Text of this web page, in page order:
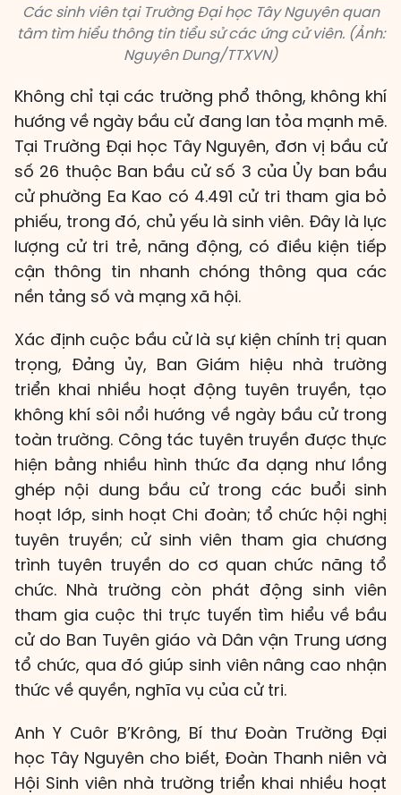
Các sinh viên tại Trường Đại học Tây Nguyên quan
tâm tìm hiểu thông tin tiểu sử các ứng cử viên. (Ảnh:
Nguyên Dung/TTXVN)
Không chỉ tại các trường phổ thông, không khí
hướng về ngày bầu cử đang lan tỏa mạnh mẽ.
Tại Trường Đại học Tây Nguyên, đơn vị bầu cử
số 26 thuộc Ban bầu cử số 3 của Ủy ban bầu
cử phường Ea Kao có 4.491 cử tri tham gia bỏ
phiếu, trong đó, chủ yếu là sinh viên. Đây là lực
lượng cử tri trẻ, năng động, có điều kiện tiếp
cận thông tin nhanh chóng thông qua các
nền tảng số và mạng xã hội.
Xác định cuộc bầu cử là sự kiện chính trị quan
trọng, Đảng ủy, Ban Giám hiệu nhà trường
triển khai nhiều hoạt động tuyên truyền, tạo
không khí sôi nổi hướng về ngày bầu cử trong
toàn trường. Công tác tuyên truyền được thực
hiện bằng nhiều hình thức đa dạng như lồng
ghép nội dung bầu cử trong các buổi sinh
hoạt lớp, sinh hoạt Chi đoàn; tổ chức hội nghị
tuyên truyền; cử sinh viên tham gia chương
trình tuyên truyền do cơ quan chức năng tổ
chức. Nhà trường còn phát động sinh viên
tham gia cuộc thi trực tuyến tìm hiểu về bầu
cử do Ban Tuyên giáo và Dân vận Trung ương
tổ chức, qua đó giúp sinh viên nâng cao nhận
thức về quyền, nghĩa vụ của cử tri.
Anh Y Cuôr B’Krông, Bí thư Đoàn Trường Đại
học Tây Nguyên cho biết, Đoàn Thanh niên và
Hội Sinh viên nhà trường triển khai nhiều hoạt